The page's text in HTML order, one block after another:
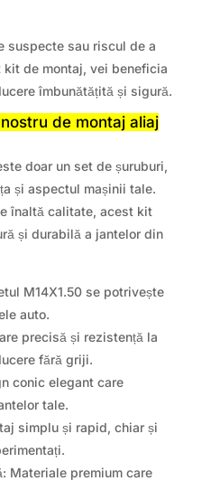
suspecte sau riscul de a
kit de montaj, vei beneficia
îmbunătățită și sigură.
de montaj aliaj
doar un set de șuruburi,
și aspectul mașinii tale.
înaltă calitate, acest kit
și durabilă a jantelor din
M14X1.50 se potrivește
auto.
precisă și rezistență la
fără griji.
conic elegant care
tale.
simplu și rapid, chiar și
Materiale premium care